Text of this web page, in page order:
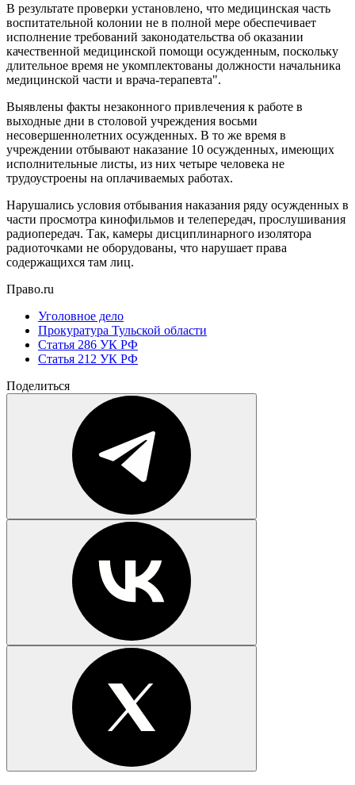
В результате проверки установлено, что медицинская часть
воспитательной колонии не в полной мере обеспечивает
исполнение требований законодательства об оказании
качественной медицинской помощи осужденным, поскольку
длительное время не укомплектованы должности начальника
медицинской части и врача-терапевта".
Выявлены факты незаконного привлечения к работе в
выходные дни в столовой учреждения восьми
несовершеннолетних осужденных. В то же время в
учреждении отбывают наказание 10 осужденных, имеющих
исполнительные листы, из них четыре человека не
трудоустроены на оплачиваемых работах.
Нарушались условия отбывания наказания ряду осужденных в
части просмотра кинофильмов и телепередач, прослушивания
радиопередач. Так, камеры дисциплинарного изолятора
радиоточками не оборудованы, что нарушает права
содержащихся там лиц.
Право.ru
Уголовное дело
Прокуратура Тульской области
Статья 286 УК РФ
Статья 212 УК РФ
Поделиться